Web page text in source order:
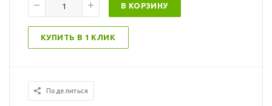
В КОРЗИНУ
КУПИТЬ В 1 КЛИК
Поделиться